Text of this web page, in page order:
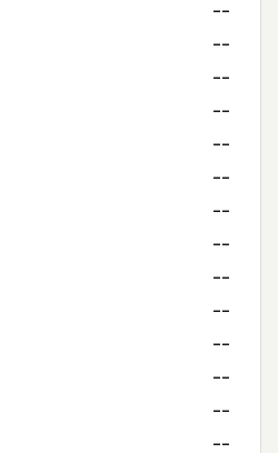
--
--
--
--
--
--
--
--
--
--
--
--
--
--